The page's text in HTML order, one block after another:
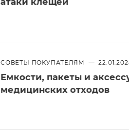
СОВЕТЫ ПОКУПАТЕЛЯМ —
Емкости, пакеты и
медицинских отходов